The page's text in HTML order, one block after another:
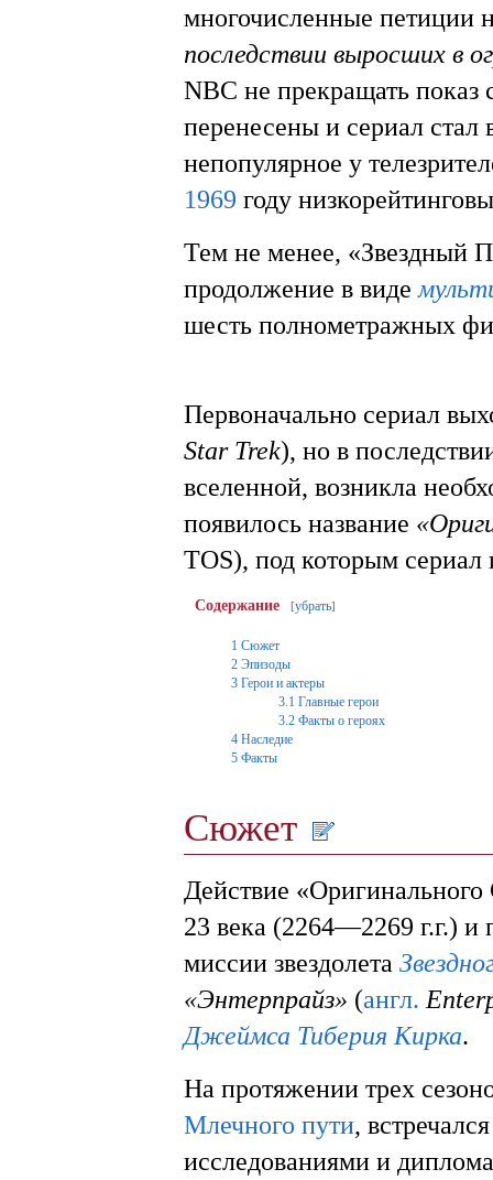
многочисленные петиции
последствии выросших в
NBC не прекращать показ
перенесены и сериал
непопулярное у
1969 году
Тем не менее, «Звездный
продолжение в виде
шесть полнометражных
Первоначально сериал
Star Trek), но в
вселенной, возникла
появилось название
TOS), под которым
Содержание [убрать]
1 Сюжет
2 Эпизоды
3 Герои и актеры
3.1 Главные герои
3.2 Факты о героях
4 Наследие
5 Факты
Сюжет
Действие «Оригинального
23 века (2264—2269 г.г.) и
миссии звездолета
«Энтерпрайз» (англ.
Джеймса Тиберия Кирка.
На протяжении трех
Млечного пути,
исследованиями и